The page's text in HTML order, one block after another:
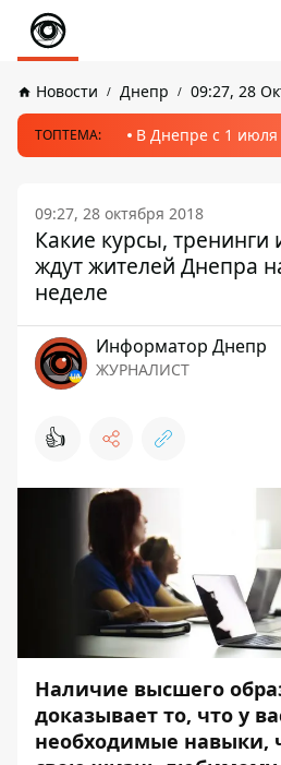
Новости Днепр 09:27, 28
ТОПТЕМА: В Днепре с 1 июля
09:27, 28 октября 2018
Какие курсы, тренинги
ждут жителей Днепра
неделе
Информатор Днепр
ЖУРНАЛИСТ
👍
Наличие высшего
доказывает то, что у
необходимые навыки,